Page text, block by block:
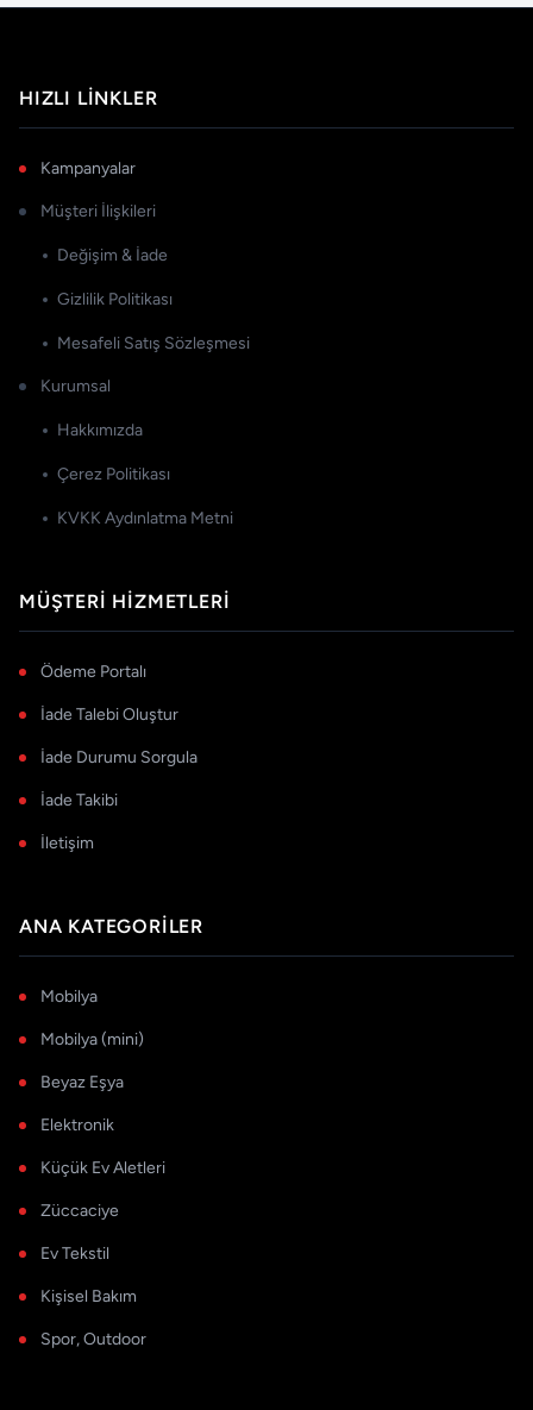
HIZLI LINKLER
Kampanyalar
Müşteri İlişkileri
Değişim & İade
Gizlilik Politikası
Mesafeli Satış Sözleşmesi
Kurumsal
Hakkımızda
Çerez Politikası
KVKK Aydınlatma Metni
MÜŞTERI HIZMETLERI
Ödeme Portalı
İade Talebi Oluştur
İade Durumu Sorgula
İade Takibi
İletişim
ANA KATEGORILER
Mobilya
Mobilya (mini)
Beyaz Eşya
Elektronik
Küçük Ev Aletleri
Züccaciye
Ev Tekstil
Kişisel Bakım
Spor, Outdoor